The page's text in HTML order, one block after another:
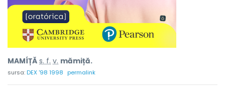
MAMÍȚĂ s. f. v. mămiță.
sursa:DEX '98 1998 permalink